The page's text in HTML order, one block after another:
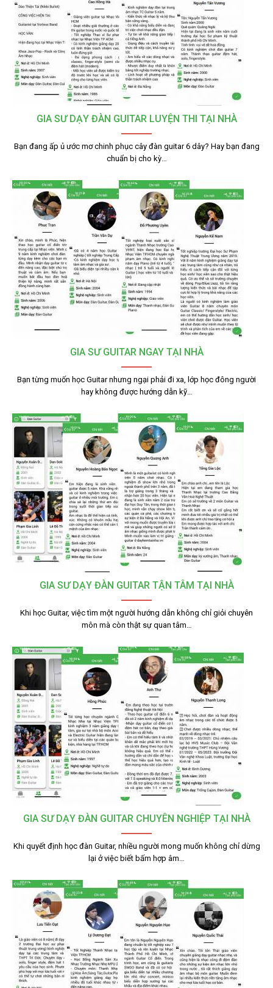
GIA SƯ DẠY ĐÀN GUITAR LUYỆN THI TẠI NHÀ
Bạn đang ấp ủ ước mơ chinh phục cây đàn guitar 6 dây? Hay bạn đang
chuẩn bị cho kỳ…
GIA SƯ GUITAR NGAY TẠI NHÀ
Bạn từng muốn học Guitar nhưng ngại phải đi xa, lớp học đông người
hay không được hướng dẫn kỹ…
GIA SƯ DẠY ĐÀN GUITAR TẬN TÂM TẠI NHÀ
Khi học Guitar, việc tìm một người hướng dẫn không chỉ giỏi chuyên
môn mà còn thật sự quan tâm…
GIA SƯ DẠY ĐÀN GUITAR CHUYÊN NGHIỆP TẠI NHÀ
Khi quyết định học đàn Guitar, nhiều người mong muốn không chỉ dừng
lại ở việc biết bấm hợp âm…